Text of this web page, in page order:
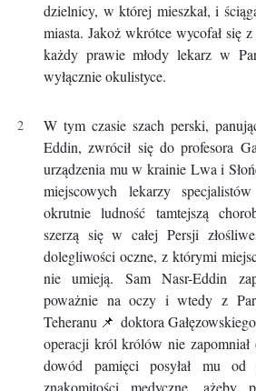
dzielnicy, w której mieszkał, i
miasta. Jakoż wkrótce wycofał się
każdy prawie młody lekarz w
wyłącznie okulistyce.
W tym czasie szach perski,
Eddin, zwrócił się do profesora
urządzenia mu w krainie Lwa i
miejscowych lekarzy
okrutnie ludność tamtejszą
szerzą się w całej Persji
dolegliwości oczne, z którymi
nie umieją. Sam Nasr-Eddin
poważnie na oczy i wtedy z
Teheranu 📌 doktora
operacji król królów nie
dowód pamięci posyłał mu
znakomitości medyczne, ażeby